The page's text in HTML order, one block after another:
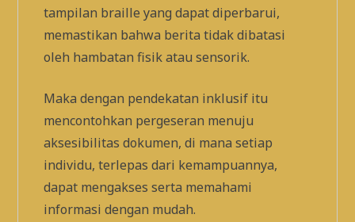
tampilan braille yang dapat diperbarui,
memastikan bahwa berita tidak dibatasi
oleh hambatan fisik atau sensorik.
Maka dengan pendekatan inklusif itu
mencontohkan pergeseran menuju
aksesibilitas dokumen, di mana setiap
individu, terlepas dari kemampuannya,
dapat mengakses serta memahami
informasi dengan mudah.